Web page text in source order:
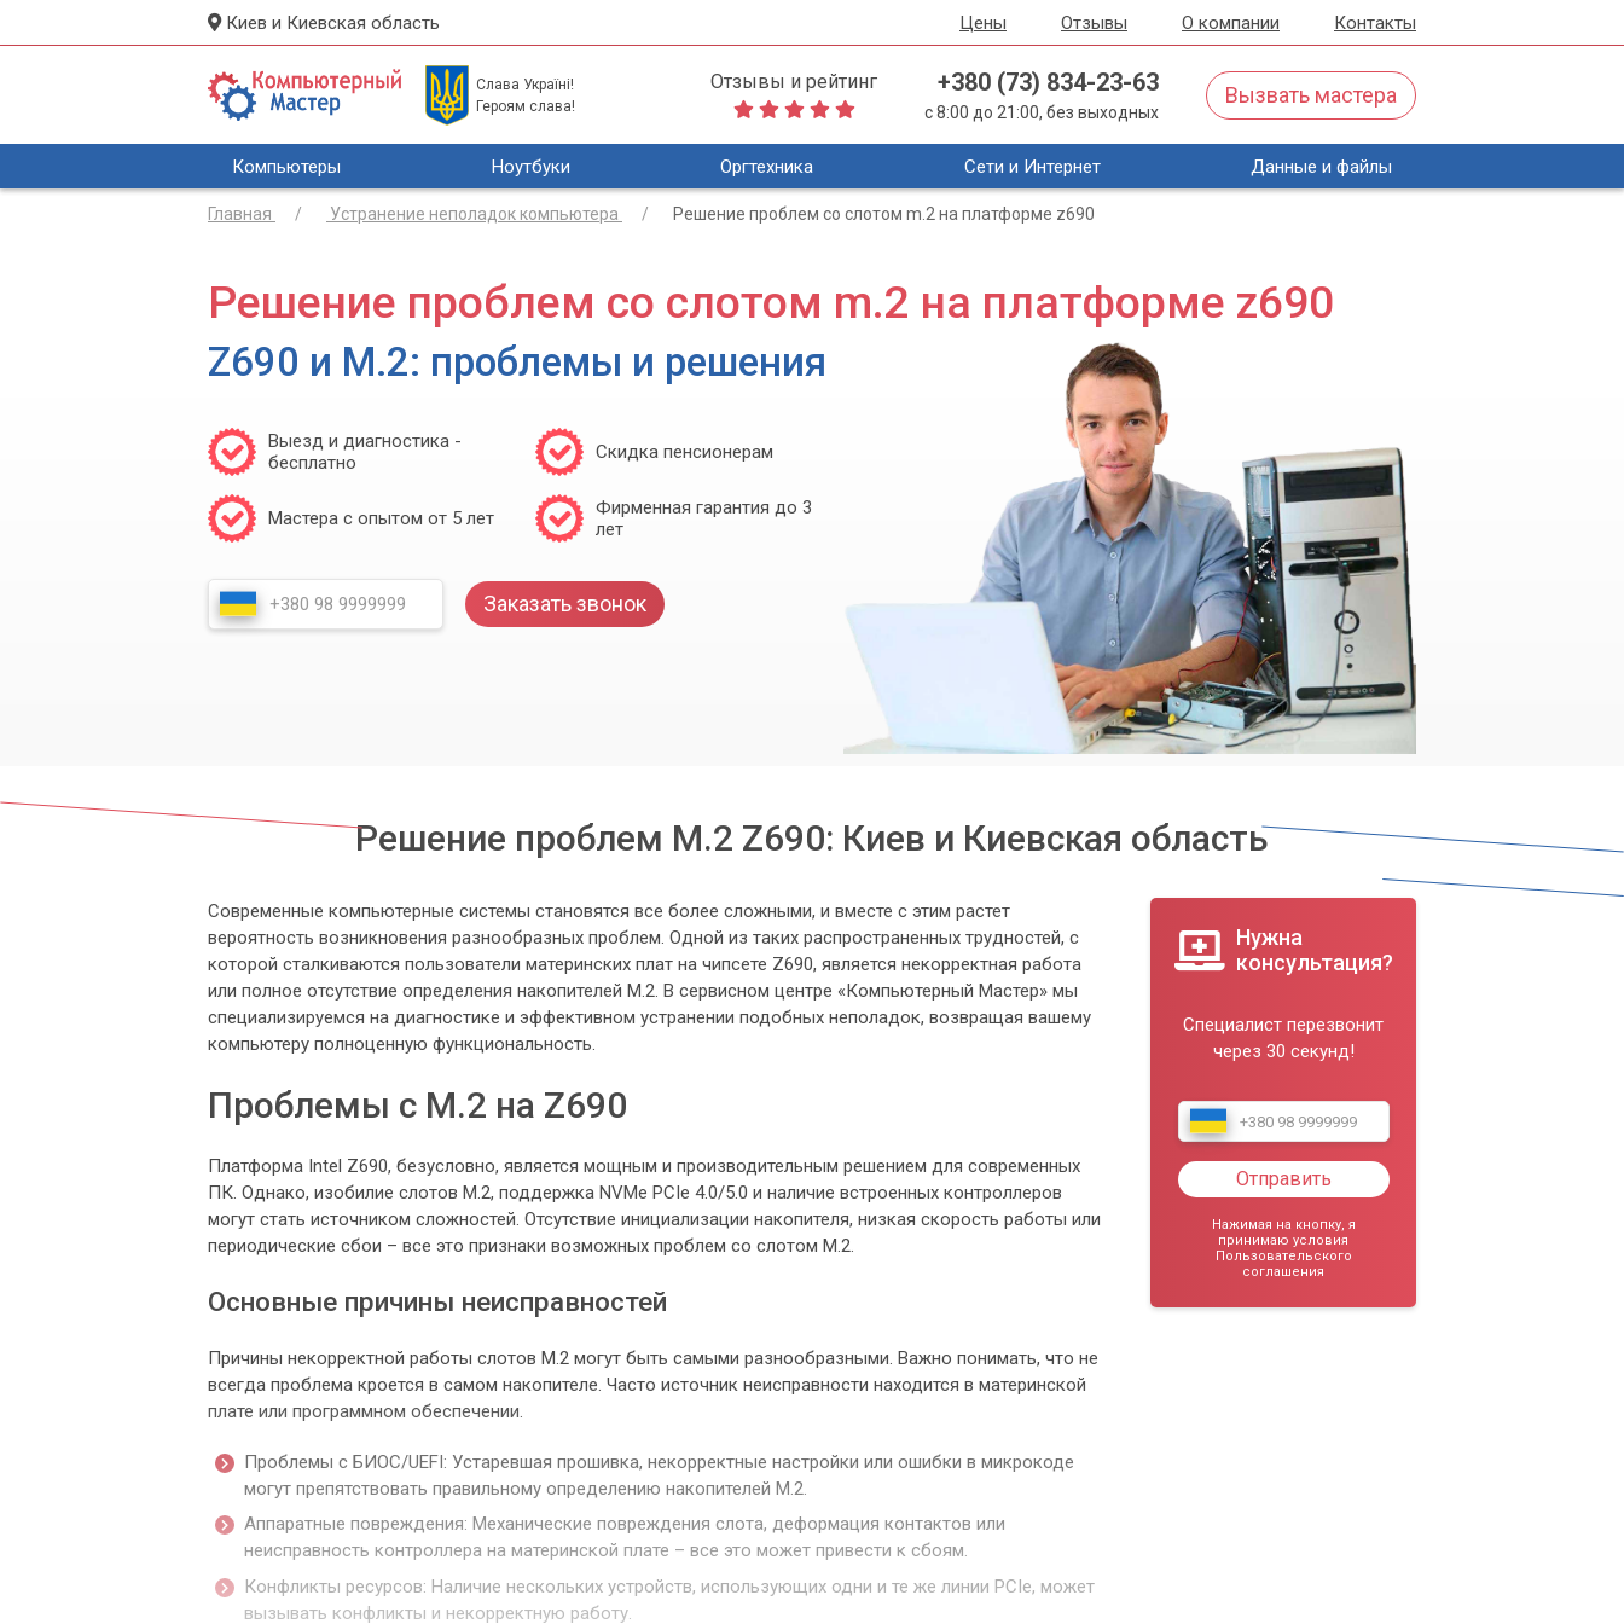
Киев и Киевская область Цены Отзывы О компании Контакты
Слава Україні!
Героям слава!
Отзывы и рейтинг +380 (73) 834-23-63
с 8:00 до 21:00, без выходных
Вызвать мастера
Компьютеры Ноутбуки Оргтехника Сети и Интернет Данные и файлы
Главная Устранение неполадок компьютера Решение проблем со слотом m.2 на платформе z690
Решение проблем со слотом m.2 на платформе z690
Z690 и M.2: проблемы и решения
Выезд и диагностика -
бесплатно
Скидка пенсионерам
Мастера с опытом от 5 лет
Фирменная гарантия до 3
лет
Заказать звонок
Решение проблем M.2 Z690: Киев и Киевская область
Современные компьютерные системы становятся все более сложными, и вместе с этим растет
вероятность возникновения разнообразных проблем. Одной из таких распространенных трудностей, с
которой сталкиваются пользователи материнских плат на чипсете Z690, является некорректная работа
или полное отсутствие определения накопителей M.2. В сервисном центре «Компьютерный Мастер» мы
специализируемся на диагностике и эффективном устранении подобных неполадок, возвращая вашему
компьютеру полноценную функциональность.
Проблемы с M.2 на Z690
Платформа Intel Z690, безусловно, является мощным и производительным решением для современных
ПК. Однако, изобилие слотов M.2, поддержка NVMe PCIe 4.0/5.0 и наличие встроенных контроллеров
могут стать источником сложностей. Отсутствие инициализации накопителя, низкая скорость работы или
периодические сбои – все это признаки возможных проблем со слотом M.2.
Основные причины неисправностей
Причины некорректной работы слотов M.2 могут быть самыми разнообразными. Важно понимать, что не
всегда проблема кроется в самом накопителе. Часто источник неисправности находится в материнской
плате или программном обеспечении.
Проблемы с БИОС/UEFI: Устаревшая прошивка, некорректные настройки или ошибки в микрокоде
могут препятствовать правильному определению накопителей M.2.
Аппаратные повреждения: Механические повреждения слота, деформация контактов или
неисправность контроллера на материнской плате – все это может привести к сбоям.
Конфликты ресурсов: Наличие нескольких устройств, использующих одни и те же линии PCIe, может
вызывать конфликты и некорректную работу.
Нужна
консультация?
Специалист перезвонит
через 30 секунд!
Отправить
Нажимая на кнопку, я
принимаю условия
Пользовательского
соглашения